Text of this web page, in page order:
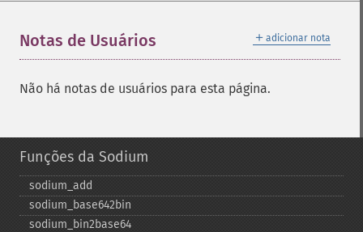
＋ adicionar nota
Notas de Usuários
Não há notas de usuários para esta página.
Funções da Sodium
sodium_​add
sodium_​base642bin
sodium_​bin2base64